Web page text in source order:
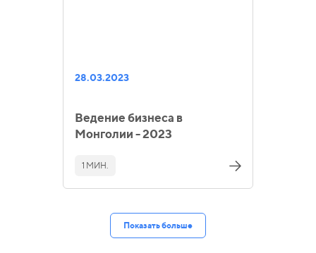
28.03.2023
Ведение бизнеса в
Монголии - 2023
1 МИН.
Показать больше